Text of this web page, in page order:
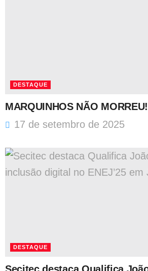
DESTAQUE
MARQUINHOS NÃO MORREU!
17 de setembro de 2025
DESTAQUE